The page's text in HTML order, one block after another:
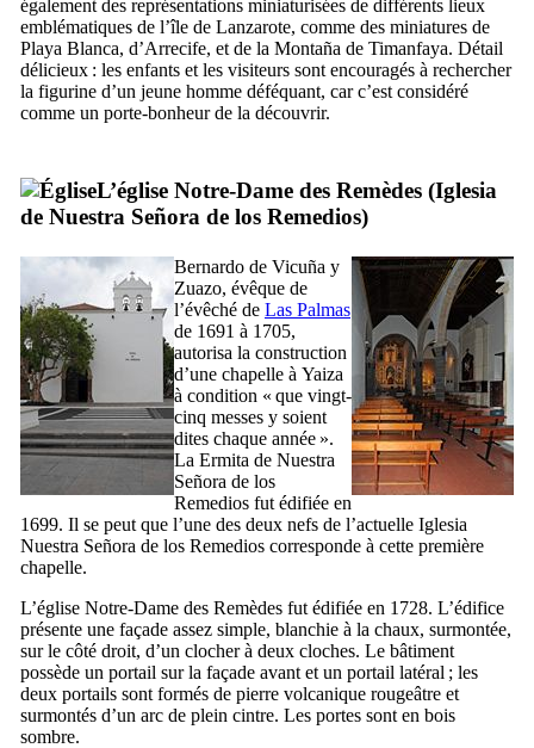
également des représentations miniaturisées de différents lieux
emblématiques de l’île de Lanzarote, comme des miniatures de
Playa Blanca, d’Arrecife, et de la Montaña de Timanfaya. Détail
délicieux : les enfants et les visiteurs sont encouragés à rechercher
la figurine d’un jeune homme déféquant, car c’est considéré
comme un porte-bonheur de la découvrir.
L’église Notre-Dame des Remèdes (Iglesia
de Nuestra Señora de los Remedios)
Bernardo de Vicuña y
Zuazo, évêque de
l’évêché de Las Palmas
de 1691 à 1705,
autorisa la construction
d’une chapelle à Yaiza
à condition « que vingt-
cinq messes y soient
dites chaque année ».
La Ermita de Nuestra
Señora de los
Remedios fut édifiée en
1699. Il se peut que l’une des deux nefs de l’actuelle Iglesia
Nuestra Señora de los Remedios corresponde à cette première
chapelle.
L’église Notre-Dame des Remèdes fut édifiée en 1728. L’édifice
présente une façade assez simple, blanchie à la chaux, surmontée,
sur le côté droit, d’un clocher à deux cloches. Le bâtiment
possède un portail sur la façade avant et un portail latéral ; les
deux portails sont formés de pierre volcanique rougeâtre et
surmontés d’un arc de plein cintre. Les portes sont en bois
sombre.